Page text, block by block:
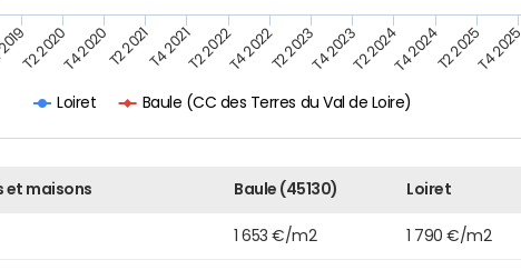
Loiret Baule (CC des Terres du Val de Loire)
T2 2020T4 2020T2 2021T4 2021T2 2022T4 2022T2 2023T4 2023T2 2024T4 2024T2 2025T4 2025
et maisons Baule (45130) Loiret
1 653 €/m2 1 790 €/m2